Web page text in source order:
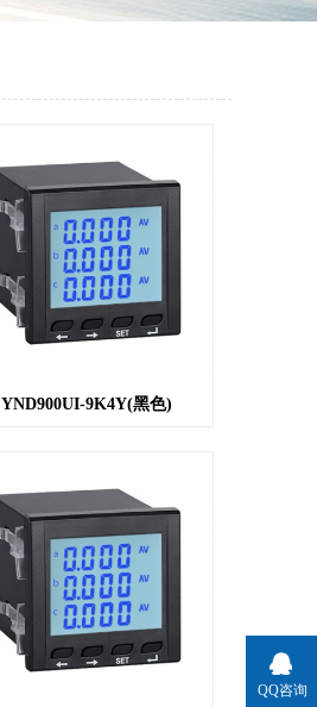
YND900UI-9K4Y(黑色)
QQ咨询